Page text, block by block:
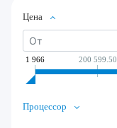
Цена
1 966 200 599.50
Процессор